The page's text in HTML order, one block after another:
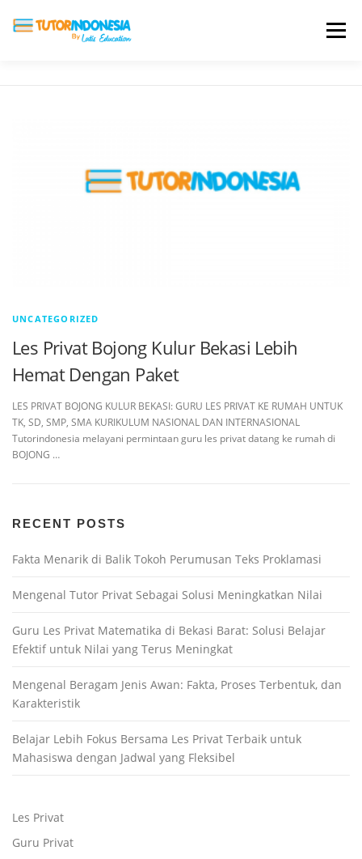
Menu
UNCATEGORIZED
Les Privat Bojong Kulur Bekasi Lebih
Hemat Dengan Paket
LES PRIVAT BOJONG KULUR BEKASI: GURU LES PRIVAT KE RUMAH UNTUK
TK, SD, SMP, SMA KURIKULUM NASIONAL DAN INTERNASIONAL
Tutorindonesia melayani permintaan guru les privat datang ke rumah di
BOJONG …
RECENT POSTS
Fakta Menarik di Balik Tokoh Perumusan Teks Proklamasi
Mengenal Tutor Privat Sebagai Solusi Meningkatkan Nilai
Guru Les Privat Matematika di Bekasi Barat: Solusi Belajar
Efektif untuk Nilai yang Terus Meningkat
Mengenal Beragam Jenis Awan: Fakta, Proses Terbentuk, dan
Karakteristik
Belajar Lebih Fokus Bersama Les Privat Terbaik untuk
Mahasiswa dengan Jadwal yang Fleksibel
Les Privat
Guru Privat